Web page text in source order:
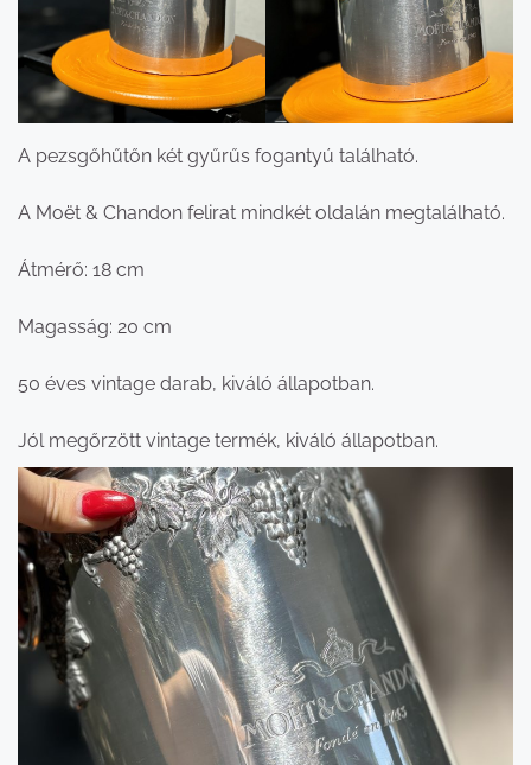
A pezsgőhűtőn két gyűrűs fogantyú található.
A Moët & Chandon felirat mindkét oldalán megtalálható.
Átmérő: 18 cm
Magasság: 20 cm
50 éves vintage darab, kiváló állapotban.
Jól megőrzött vintage termék, kiváló állapotban.